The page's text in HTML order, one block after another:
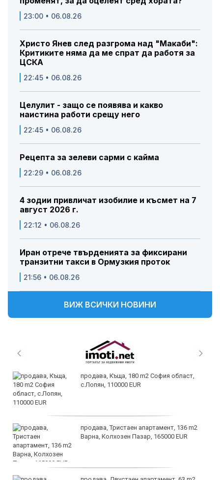
23:00 • 06.08.26
Христо Янев след разгрома над "Макаби":
Критиките няма да ме спрат да работя за
ЦСКА
22:45 • 06.08.26
Целулит - защо се появява и какво
наистина работи срещу него
22:45 • 06.08.26
Рецепта за зелеви сарми с кайма
22:29 • 06.08.26
4 зодии привличат изобилие и късмет на 7
август 2026 г.
22:12 • 06.08.26
Иран отрече твърденията за фиксирани
транзитни такси в Ормузкия проток
21:56 • 06.08.26
ВИЖ ВСИЧКИ НОВИНИ
продава, Къща, 180 m2 София област,
с.Лопян, 110000 EUR
продава, Тристаен апартамент, 136 m2
Варна, Колхозен Пазар, 165000 EUR